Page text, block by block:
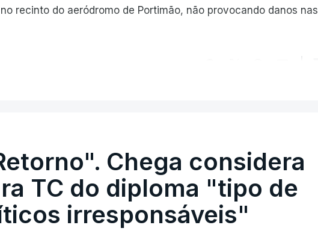
recinto do aeródromo de Portimão, não provocando danos nas
Chega considera
TC do diploma "tipo de
irresponsáveis"